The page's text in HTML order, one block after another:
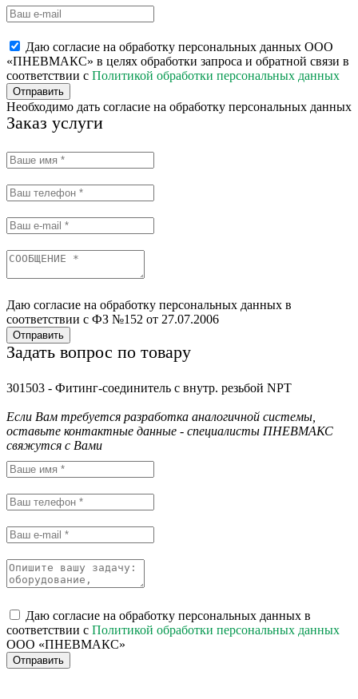
Даю согласие на обработку персональных данных ООО
«ПНЕВМАКС» в целях обработки запроса и обратной связи в
соответствии с Политикой обработки персональных данных
Отправить
Необходимо дать согласие на обработку персональных данных
Заказ услуги
Даю согласие на обработку персональных данных в
соответствии с ФЗ №152 от 27.07.2006
Отправить
Задать вопрос по товару
301503 - Фитинг-соединитель с внутр. резьбой NPT
Если Вам требуется разработка аналогичной системы,
оставьте контактные данные - специалисты ПНЕВМАКС
свяжутся с Вами
Даю согласие на обработку персональных данных в
соответствии с Политикой обработки персональных данных
ООО «ПНЕВМАКС»
Отправить